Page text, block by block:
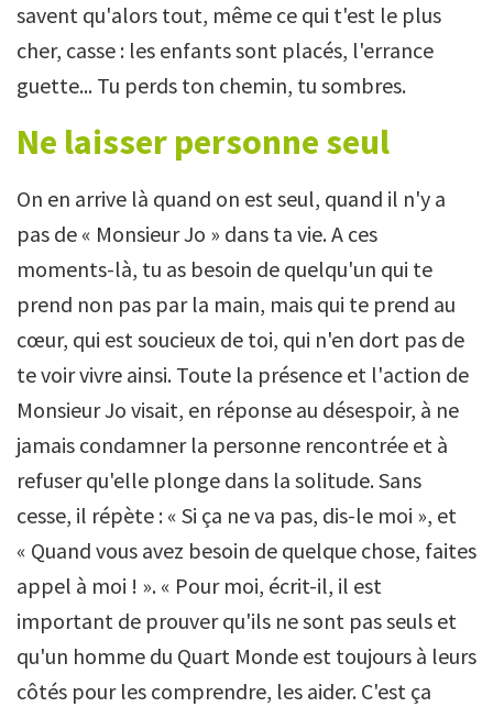
savent qu'alors tout, même ce qui t'est le plus
cher, casse : les enfants sont placés, l'errance
guette... Tu perds ton chemin, tu sombres.
Ne laisser personne seul
On en arrive là quand on est seul, quand il n'y a
pas de « Monsieur Jo » dans ta vie. A ces
moments-là, tu as besoin de quelqu'un qui te
prend non pas par la main, mais qui te prend au
cœur, qui est soucieux de toi, qui n'en dort pas de
te voir vivre ainsi. Toute la présence et l'action de
Monsieur Jo visait, en réponse au désespoir, à ne
jamais condamner la personne rencontrée et à
refuser qu'elle plonge dans la solitude. Sans
cesse, il répète : « Si ça ne va pas, dis-le moi », et
« Quand vous avez besoin de quelque chose, faites
appel à moi ! ». « Pour moi, écrit-il, il est
important de prouver qu'ils ne sont pas seuls et
qu'un homme du Quart Monde est toujours à leurs
côtés pour les comprendre, les aider. C'est ça